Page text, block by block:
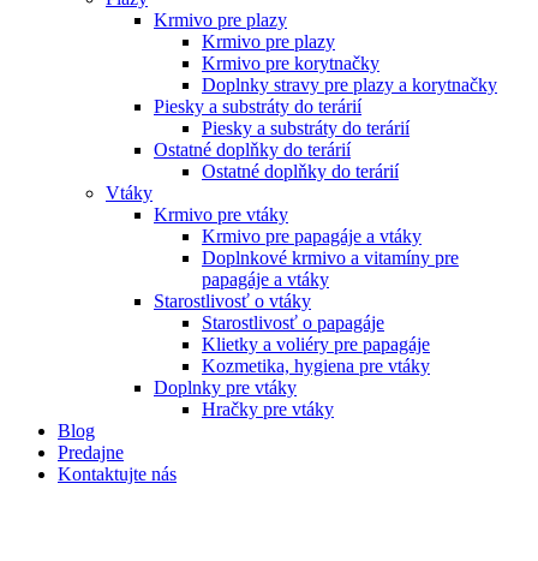
Krmivo pre plazy
Krmivo pre plazy
Krmivo pre korytnačky
Doplnky stravy pre plazy a korytnačky
Piesky a substráty do terárií
Piesky a substráty do terárií
Ostatné doplňky do terárií
Ostatné doplňky do terárií
Vtáky
Krmivo pre vtáky
Krmivo pre papagáje a vtáky
Doplnkové krmivo a vitamíny pre
papagáje a vtáky
Starostlivosť o vtáky
Starostlivosť o papagáje
Klietky a voliéry pre papagáje
Kozmetika, hygiena pre vtáky
Doplnky pre vtáky
Hračky pre vtáky
Blog
Predajne
Kontaktujte nás